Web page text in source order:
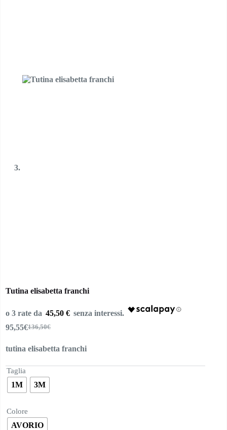
Tutina elisabetta franchi
45,50 €
136,50€
Il
originale
136,50€.
95,55€Il
attuale
95,55€.
tutina elisabetta franchi
Taglia
1M 3M
Colore
AVORIO